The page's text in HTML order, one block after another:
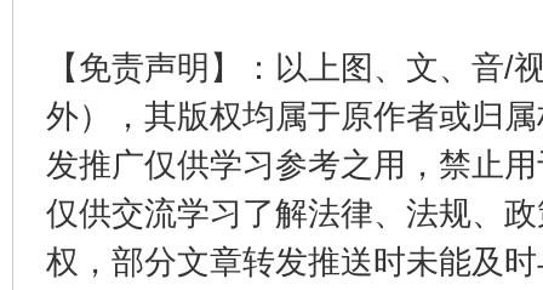
【免责声明】：以上图、文、音/
外），其版权均属于原作者或归
发推广仅供学习参考之用，禁止
仅供交流学习了解法律、法规、
权，部分文章转发推送时未能及